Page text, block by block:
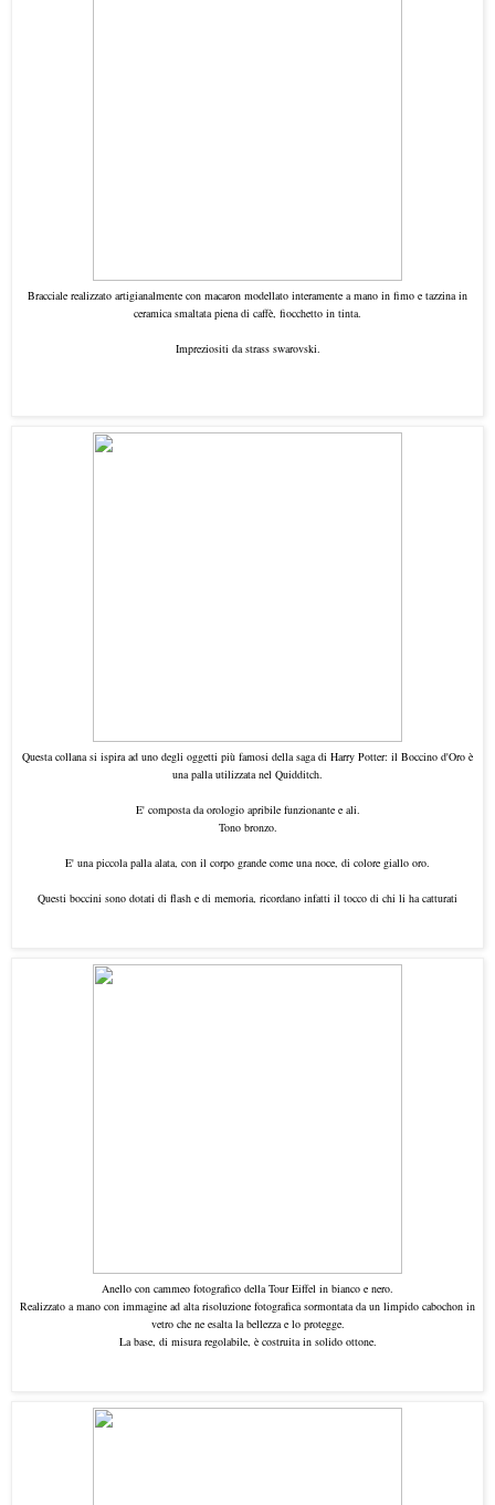
Bracciale realizzato artigianalmente con macaron modellato interamente a mano in fimo e tazzina in
ceramica smaltata piena di caffè, fiocchetto in tinta.
Impreziositi da strass swarovski.
Questa collana si ispira ad uno degli oggetti più famosi della saga di Harry Potter: il Boccino d'Oro è
una palla utilizzata nel Quidditch.
E' composta da orologio apribile funzionante e ali.
Tono bronzo.
E' una piccola palla alata, con il corpo grande come una noce, di colore giallo oro.
Questi boccini sono dotati di flash e di memoria, ricordano infatti il tocco di chi li ha catturati
Anello con cammeo fotografico della Tour Eiffel in bianco e nero.
Realizzato a mano con immagine ad alta risoluzione fotografica sormontata da un limpido cabochon in
vetro che ne esalta la bellezza e lo protegge.
La base, di misura regolabile, è costruita in solido ottone.